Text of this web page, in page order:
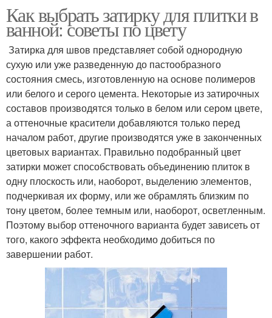
Как выбрать затирку для плитки в
ванной: советы по цвету
Затирка для швов представляет собой однородную
сухую или уже разведенную до пастообразного
состояния смесь, изготовленную на основе полимеров
или белого и серого цемента. Некоторые из затирочных
составов производятся только в белом или сером цвете,
а оттеночные красители добавляются только перед
началом работ, другие производятся уже в законченных
цветовых вариантах. Правильно подобранный цвет
затирки может способствовать объединению плиток в
одну плоскость или, наоборот, выделению элементов,
подчеркивая их форму, или же обрамлять близким по
тону цветом, более темным или, наоборот, осветленным.
Поэтому выбор оттеночного варианта будет зависеть от
того, какого эффекта необходимо добиться по
завершении работ.